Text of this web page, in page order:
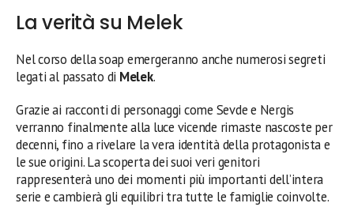
La verità su Melek
Nel corso della soap emergeranno anche numerosi segreti
legati al passato di Melek.
Grazie ai racconti di personaggi come Sevde e Nergis
verranno finalmente alla luce vicende rimaste nascoste per
decenni, fino a rivelare la vera identità della protagonista e
le sue origini. La scoperta dei suoi veri genitori
rappresenterà uno dei momenti più importanti dell’intera
serie e cambierà gli equilibri tra tutte le famiglie coinvolte.